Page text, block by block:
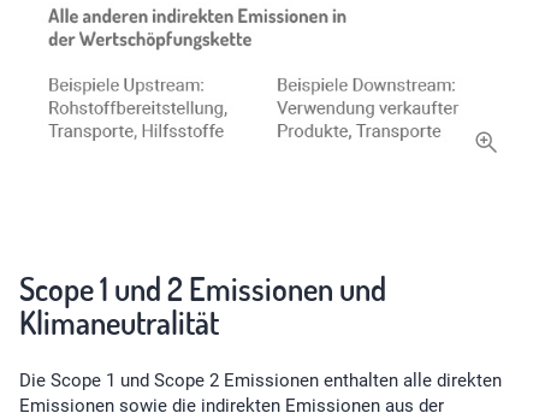
Scope 1 und 2 Emissionen und
Klimaneutralität
Die Scope 1 und Scope 2 Emissionen enthalten alle direkten
Emissionen sowie die indirekten Emissionen aus der